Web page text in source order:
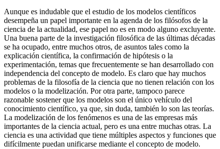
Aunque es indudable que el estudio de los modelos científicos
desempeña un papel importante en la agenda de los filósofos de la
ciencia de la actualidad, ese papel no es en modo alguno excluyente.
Una buena parte de la investigación filosófica de las últimas décadas
se ha ocupado, entre muchos otros, de asuntos tales como la
explicación científica, la confirmación de hipótesis o la
experimentación, temas que frecuentemente se han desarrollado con
independencia del concepto de modelo. Es claro que hay muchos
problemas de la filosofía de la ciencia que no tienen relación con los
modelos o la modelización. Por otra parte, tampoco parece
razonable sostener que los modelos son el único vehículo del
conocimiento científico, ya que, sin duda, también lo son las teorías.
La modelización de los fenómenos es una de las empresas más
importantes de la ciencia actual, pero es una entre muchas otras. La
ciencia es una actividad que tiene múltiples aspectos y funciones que
difícilmente puedan unificarse mediante el concepto de modelo.